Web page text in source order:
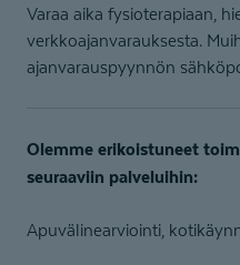
Varaa aika fysioterapiaan,
verkkoajanvarauksesta.
ajanvarauspyynnön
Olemme erikoistuneet
seuraaviin palveluihin:
Apuvälinearviointi,